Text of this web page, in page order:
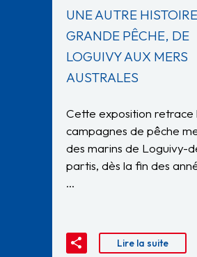
UNE AUTRE
GRANDE PÊCHE, DE
LOGUIVY AUX MERS
AUSTRALES
Cette exposition retrace
campagnes de pêche
des marins de Loguivy-
partis, dès la fin des
…
Lire la suite